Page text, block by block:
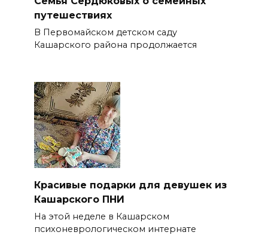
путешествиях
В Первомайском детском саду
Кашарского района продолжается
Красивые подарки для девушек из
Кашарского ПНИ
На этой неделе в Кашарском
психоневрологическом интернате